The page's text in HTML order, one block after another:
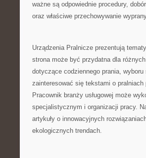
ważne są odpowiednie procedury,
oraz właściwe przechowywanie
Urządzenia Pralnicze prezentują
strona może być przydatna dla
dotyczące codziennego prania,
zainteresować się tekstami o
Pracownik branży usługowej może
specjalistycznym i organizacji pracy.
artykuły o innowacyjnych
ekologicznych trendach.